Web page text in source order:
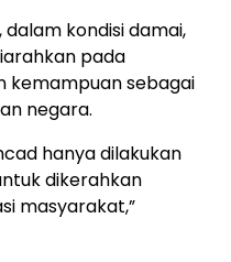
dalam kondisi damai,
pada
kemampuan sebagai
negara.
hanya dilakukan
dikerahkan
masyarakat,”